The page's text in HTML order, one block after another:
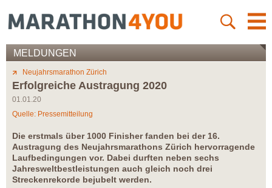
MELDUNGEN
Neujahrsmarathon Zürich
Erfolgreiche Austragung 2020
01.01.20
Quelle: Pressemitteilung
Die erstmals über 1000 Finisher fanden bei der 16.
Austragung des Neujahrsmarathons Zürich hervorragende
Laufbedingungen vor. Dabei durften neben sechs
Jahresweltbestleistungen auch gleich noch drei
Streckenrekorde bejubelt werden.